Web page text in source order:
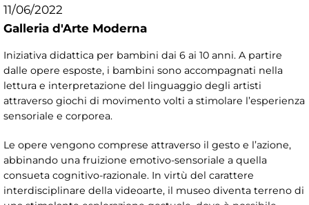
11/06/2022
Galleria d'Arte Moderna
Iniziativa didattica per bambini dai 6 ai 10 anni. A partire
dalle opere esposte, i bambini sono accompagnati nella
lettura e interpretazione del linguaggio degli artisti
attraverso giochi di movimento volti a stimolare l’esperienza
sensoriale e corporea.
Le opere vengono comprese attraverso il gesto e l’azione,
abbinando una fruizione emotivo-sensoriale a quella
consueta cognitivo-razionale. In virtù del carattere
interdisciplinare della videoarte, il museo diventa terreno di